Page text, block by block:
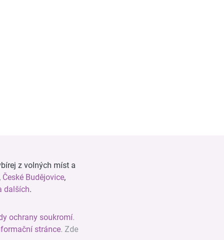
z volných míst a
, České Budějovice,
dalších.
ochrany soukromí.
stránce. Zde